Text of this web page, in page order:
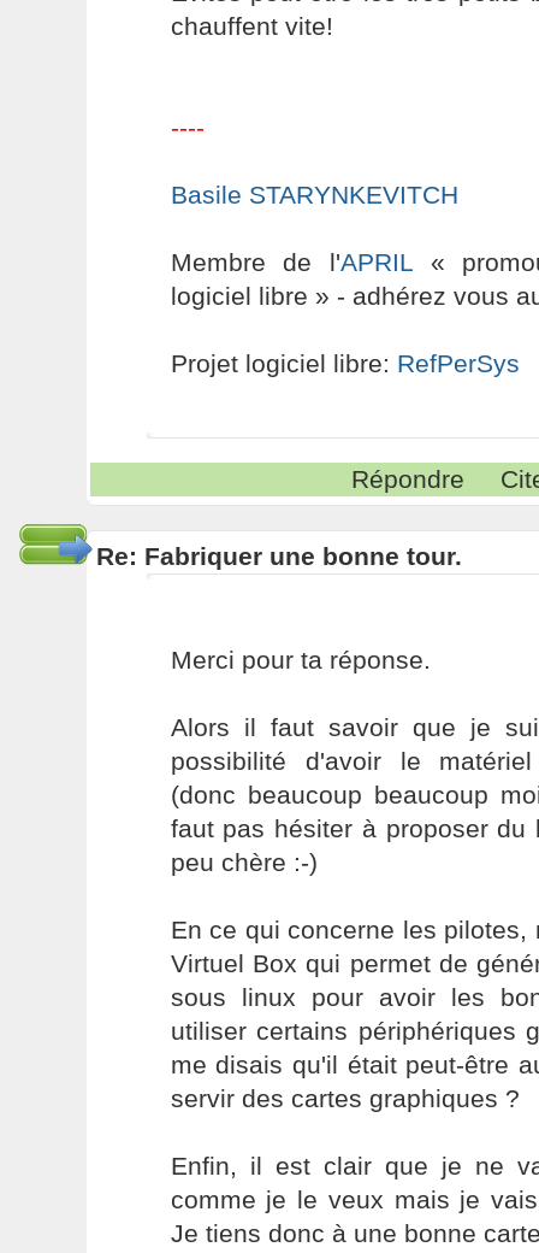
chauffent vite!
----
Basile STARYNKEVITCH
Membre de l'APRIL «
logiciel libre » - adhérez vous
Projet logiciel libre: RefPerSys
Répondre
Re: Fabriquer une bonne tour.
Merci pour ta réponse.
Alors il faut savoir que je
possibilité d'avoir le
(donc beaucoup beaucoup
faut pas hésiter à proposer
peu chère :-)
En ce qui concerne les pilotes,
Virtuel Box qui permet de
sous linux pour avoir les
utiliser certains périphériques
me disais qu'il était peut-être
servir des cartes graphiques ?
Enfin, il est clair que je ne
comme je le veux mais je
Je tiens donc à une bonne